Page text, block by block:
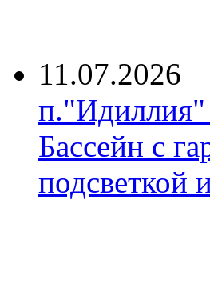
11.07.2026
Бассейн с
подсветкой